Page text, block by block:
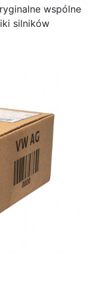
wspólne
silników